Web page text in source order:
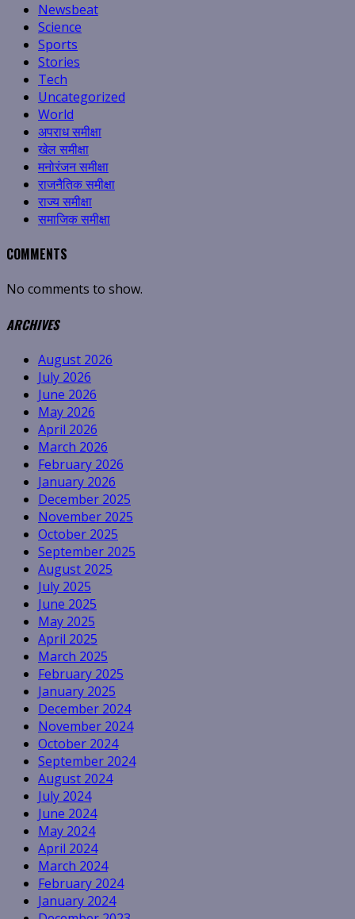
Newsbeat
Science
Sports
Stories
Tech
Uncategorized
World
अपराध समीक्षा
खेल समीक्षा
मनोरंजन समीक्षा
राजनैतिक समीक्षा
राज्य समीक्षा
समाजिक समीक्षा
COMMENTS
No comments to show.
ARCHIVES
August 2026
July 2026
June 2026
May 2026
April 2026
March 2026
February 2026
January 2026
December 2025
November 2025
October 2025
September 2025
August 2025
July 2025
June 2025
May 2025
April 2025
March 2025
February 2025
January 2025
December 2024
November 2024
October 2024
September 2024
August 2024
July 2024
June 2024
May 2024
April 2024
March 2024
February 2024
January 2024